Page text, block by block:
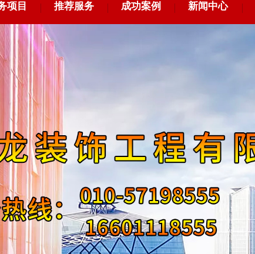
项目 推荐服务 成功案例 新闻中心